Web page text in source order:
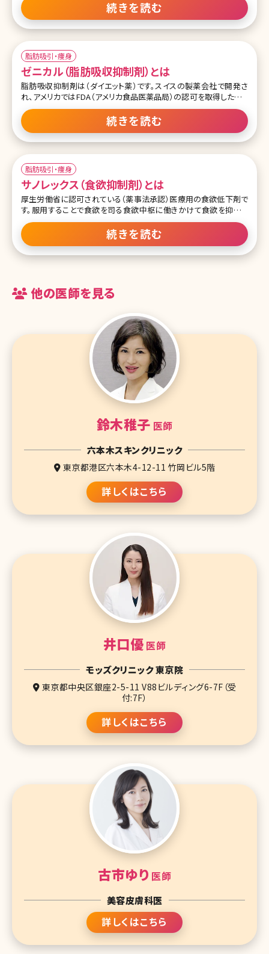
効果的です。
また、糸はカニューレと呼ばれる細長い管を使用して挿入するため痛
でしょう。
プロテーゼ挿入は楕円形のシリコンプロテーゼを臀部の割れ目上
を約5cm左右縦に切開し、大殿筋の下に挿入ポケットを作成し挿入
が、プロテーゼの範囲外のボリュームアップを希望する際にはヒアル
ロン酸で追加する必要があります。
ヒアルロン酸は臀部上部にヒアルロン酸を注入して、張りのあるヒッ
プを実現する方法です。目安として片側で平均20～50ccの注入が多
いです。ダウンタイムが短く済むため気軽に受けることができますが、
数年で体内に吸収されることや注入が足りないと感じた場合、追加
注入を何度か行う必要があります。
脂肪注入は自身の脂肪を採取し、それを臀部上部に注入して張りの
あるヒップを実現する方法です。ウエストや太ももなど脂肪が多い部
分から採取し、臀部上部へ注入します。ウエストや太もものサイズダ
ウンとともにヒップアップにつながります。脂肪注入は定着すれば半
永久的ですが、定着が不十分の場合希望通りのボリュームにならな
い可能性もあります。
続きを読む
脂肪吸引・痩身
ゼニカル（脂肪吸収抑制剤）とは
脂肪吸収抑制剤は（ダイエット薬）です。スイスの製薬会社で開発さ
れ、アメリカではFDA（アメリカ食品医薬品局）の認可を取得したダイ
エット薬として利用されています。主成分オーリスタット（Orlistat）
が、腸内のリパーゼ（脂肪を分解するはたらきをする）に作用し、脂肪
が吸収されるのを抑えます。
なく、ビタミンの吸収も同時に阻害するため、それを補うために服用
時はビタミンを同時に摂ることが推奨されます。食事で摂取した脂肪
の体内吸収を約30％カットするといわれ、苦しい食事制限なしでダイ
エット効果を発揮します。
しかし作用において故意に消化不良の状態を作るので副作用として
一時的に便意、おならの増加、下痢、吸収されなかった脂肪分が便と
同時に排出されることなどが起こりますが、重篤な副作用はないと
されているため安心して利用できるダイエット薬の1つとなります。
続きを読む
脂肪吸引・痩身
サノレックス（食欲抑制剤）とは
厚生労働省に認可されている（薬事法承認）医療用の食欲低下剤で
す。服用することで食欲を司る食欲中枢に働きかけて食欲を抑える
効果を発揮します。病院で処方され、高度肥満症患者（日本肥満学会
が定める肥満度が70％以上かBMI（肥満指数、身長と体重の比）が
35以上）のみ保険適用となります。
ドレナリンの作用のため、服用だけで身体の消費エネルギーを高め
ます。
中枢興奮作用があるアンフェタミンと薬の構造が似ており依存性が
あるとされ注意が必要です。医師の指導のもと適切な体重管理、ダイ
エット指導が必要です。精神疾患の患者、緑内障、重症高血圧、薬物、
アルコール乱用歴、妊婦、授乳中の方などは服用できません。糖尿病
やてんかんのある方も使用する際には医師としっかりとしたカウンセ
リングが必要になります。
服用期間は出来る限り短期間とし3カ月が限度とし、再服用は休薬
期間必要となり、1カ月以内に変化がみられない場合は投与を中止
続きを読む
他の医師を見る
鈴木稚子 医師
六本木スキンクリニック
東京都港区六本木4-12-11 竹岡ビル5階
詳しくはこちら
井口優 医師
モッズクリニック 東京院
東京都中央区銀座2-5-11 V88ビルディング6-7F（受
付:7F）
詳しくはこちら
古市ゆり 医師
美容皮膚科医
詳しくはこちら